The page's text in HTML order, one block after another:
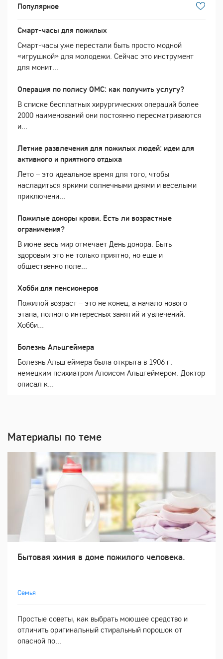
Популярное
Смарт-часы для пожилых
Смарт-часы уже перестали быть просто модной
«игрушкой» для молодежи. Сейчас это инструмент
для монит...
Операция по полису ОМС: как получить услугу?
В списке бесплатных хирургических операций более
2000 наименований они постоянно пересматриваются
и...
Летние развлечения для пожилых людей: идеи для
активного и приятного отдыха
Лето – это идеальное время для того, чтобы
насладиться яркими солнечными днями и веселыми
приключени...
Пожилые доноры крови. Есть ли возрастные
ограничения?
В июне весь мир отмечает День донора. Быть
здоровым это не только приятно, но еще и
общественно поле...
Хобби для пенсионеров
Пожилой возраст – это не конец, а начало нового
этапа, полного интересных занятий и увлечений.
Хобби...
Болезнь Альцгеймера
Болезнь Альцгеймера была открыта в 1906 г.
немецким психиатром Алоисом Альцгеймером. Доктор
описал к...
Материалы по теме
Бытовая химия в доме пожилого человека.
Семья
Простые советы, как выбрать моющее средство и
отличить оригинальный стиральный порошок от
опасной по...